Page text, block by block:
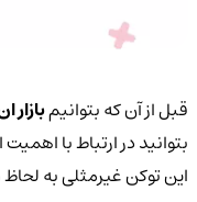
قبل از آن که بتوانیم
بتوانید در ارتباط با اهمیت
این توکن غیرمثلی به